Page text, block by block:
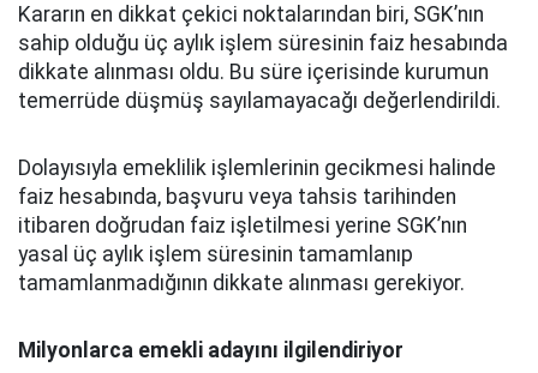
Kararın en dikkat çekici noktalarından biri, SGK’nın
sahip olduğu üç aylık işlem süresinin faiz hesabında
dikkate alınması oldu. Bu süre içerisinde kurumun
temerrüde düşmüş sayılamayacağı değerlendirildi.
Dolayısıyla emeklilik işlemlerinin gecikmesi halinde
faiz hesabında, başvuru veya tahsis tarihinden
itibaren doğrudan faiz işletilmesi yerine SGK’nın
yasal üç aylık işlem süresinin tamamlanıp
tamamlanmadığının dikkate alınması gerekiyor.
Milyonlarca emekli adayını ilgilendiriyor